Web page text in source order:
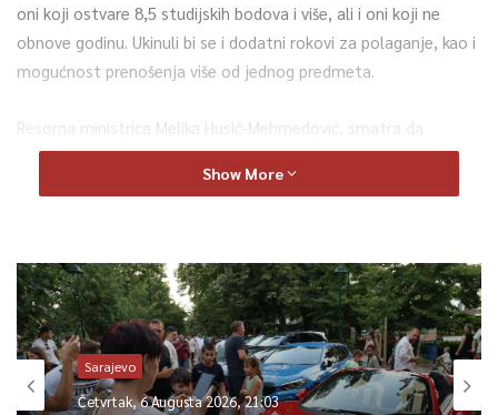
oni koji ostvare 8,5 studijskih bodova i više, ali i oni koji ne
obnove godinu. Ukinuli bi se i dodatni rokovi za polaganje, kao i
mogućnost prenošenja više od jednog predmeta.
Resorna ministrica Melika Husić-Mehmedović, smatra da
trenutni sistem ne funkcionise, te da je potrebno naći
pravednije riješenje i da ne postoji namjera da se broj
Kako bi se došlo do prihvatljivog rješenja za sve, ministrica se
obratila studentima, pozivajući ih na učešće u javnoj raspravi i
dostavljanju konkretnih rješenja po ovom pitanju. Pri tome
potvrdivši da nema povećanja školarina, nema smanjenja
stipendiranih studenata, ali da mora postojati stimulacija i
Show More
Sarajevo
Četvrtak, 6 Augusta 2026, 21:03